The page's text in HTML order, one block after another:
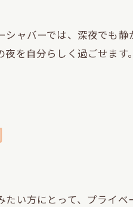
ャバーでは、深夜でも静
を自分らしく過ごせます
い方にとって、プライベ